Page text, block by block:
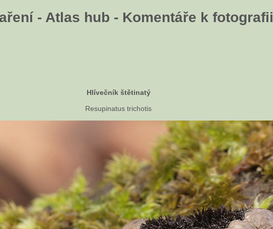
- Atlas hub - Komentáře k fotografii
Hlívečník štětinatý
Resupinatus trichotis